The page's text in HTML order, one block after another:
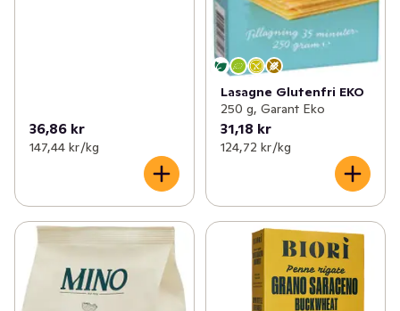
36,86 kr
147,44 kr /kg
Lasagne Glutenfri EKO
250 g, Garant Eko
31,18 kr
124,72 kr /kg